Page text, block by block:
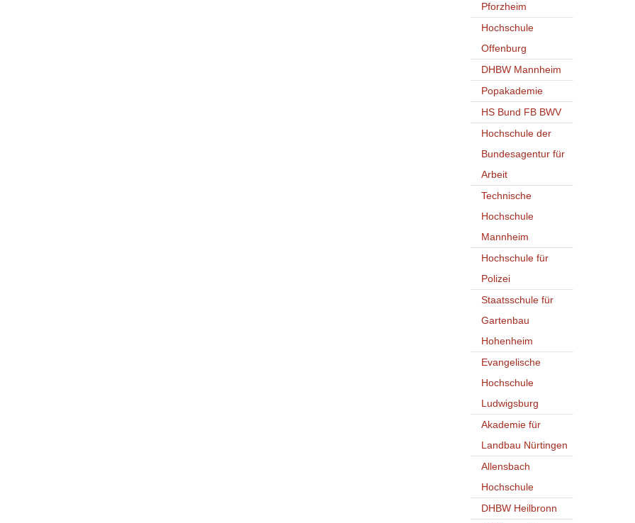
Pforzheim
Hochschule
Offenburg
DHBW Mannheim
Popakademie
HS Bund FB BWV
Hochschule der
Bundesagentur für
Arbeit
Technische
Hochschule
Mannheim
Hochschule für
Polizei
Staatsschule für
Gartenbau
Hohenheim
Evangelische
Hochschule
Ludwigsburg
Akademie für
Landbau Nürtingen
Allensbach
Hochschule
DHBW Heilbronn